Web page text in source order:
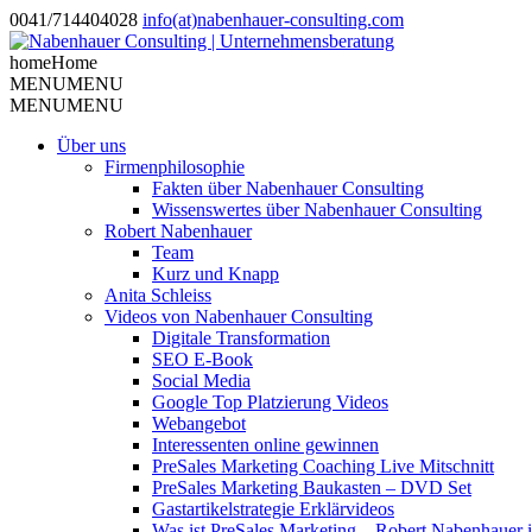
0041/714404028 info(at)nabenhauer-consulting.com
homeHome
MENUMENU
MENUMENU
Über uns
Firmenphilosophie
Fakten über Nabenhauer Consulting
Wissenswertes über Nabenhauer Consulting
Robert Nabenhauer
Team
Kurz und Knapp
Anita Schleiss
Videos von Nabenhauer Consulting
Digitale Transformation
SEO E-Book
Social Media
Google Top Platzierung Videos
Webangebot
Interessenten online gewinnen
PreSales Marketing Coaching Live Mitschnitt
PreSales Marketing Baukasten – DVD Set
Gastartikelstrategie Erklärvideos